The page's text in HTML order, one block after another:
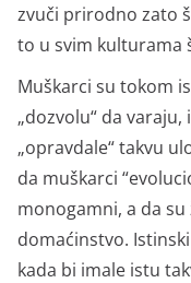
zvuči prirodno zato
to u svim kulturama
Muškarci su tokom
„dozvolu“ da
„opravdale“ takvu
da muškarci
monogamni, a da
domaćinstvo.
kada bi imale istu